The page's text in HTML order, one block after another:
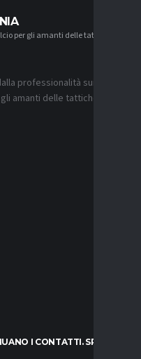
per gli amanti delle tattiche
professionalità sui
amanti delle tattiche
I CONTATTI. SPUNTA